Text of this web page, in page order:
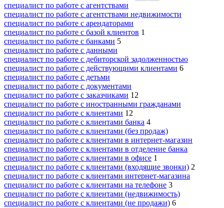
специалист по работе с агентствами
специалист по работе с агентствами недвижимости
специалист по работе с арендаторами
специалист по работе с базой клиентов 1
специалист по работе с банками 5
специалист по работе с данными
специалист по работе с дебиторской задолженностью
специалист по работе с действующими клиентами 6
специалист по работе с детьми
специалист по работе с документами
специалист по работе с заказчиками 12
специалист по работе с иностранными гражданами
специалист по работе с клиентами 12
специалист по работе с клиентами банка 4
специалист по работе с клиентами (без продаж)
специалист по работе с клиентами в интернет-магазин
специалист по работе с клиентами в отделение банка
специалист по работе с клиентами в офисе 1
специалист по работе с клиентами (входящие звонки) 2
специалист по работе с клиентами интернет-магазина
специалист по работе с клиентами на телефоне 3
специалист по работе с клиентами (недвижимость)
специалист по работе с клиентами (не продажи) 6